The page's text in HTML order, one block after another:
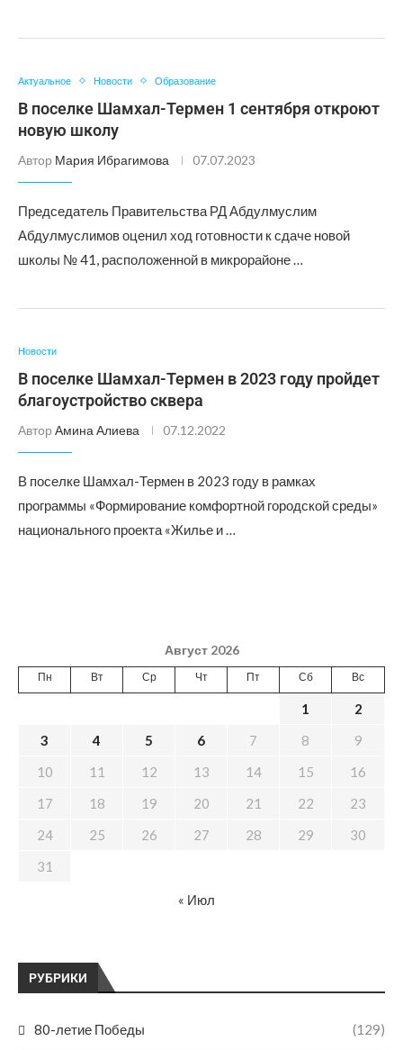
Актуальное Новости Образование
В поселке Шамхал-Термен 1 сентября откроют
новую школу
Автор Мария Ибрагимова 07.07.2023
Председатель Правительства РД Абдулмуслим
Абдулмуслимов оценил ход готовности к сдаче новой
школы № 41, расположенной в микрорайоне …
Новости
В поселке Шамхал-Термен в 2023 году пройдет
благоустройство сквера
Автор Амина Алиева 07.12.2022
В поселке Шамхал-Термен в 2023 году в рамках
программы «Формирование комфортной городской среды»
национального проекта «Жилье и …
РУБРИКИ
80-летие Победы (129)
Август 2026
Пн Вт Ср Чт Пт Сб Вс
1
2
3
4 5 6 7 8
9
10
11 12 13 14 15
16
17
18 19 20 21 22
23
24
25 26 27 28 29
30
31
« Июл